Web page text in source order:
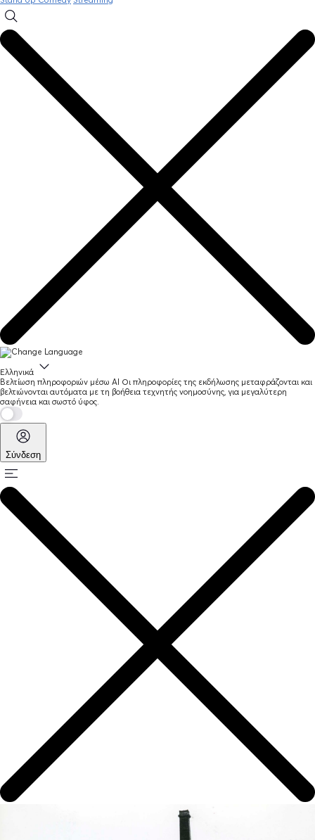
Ελληνικά
Βελτίωση πληροφοριών μέσω AI Οι πληροφορίες της εκδήλωσης μεταφράζονται και
βελτιώνονται αυτόματα με τη βοήθεια τεχνητής νοημοσύνης, για μεγαλύτερη
σαφήνεια και σωστό ύφος.
Σύνδεση